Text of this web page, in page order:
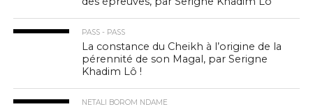
PASS - PASS
La constance du Cheikh à l’origine de la
pérennité de son Magal, par Serigne
Khadim Lô !
NETALI BOROM NDAME